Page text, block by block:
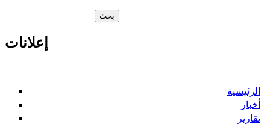
إعلانات
الرئيسية
أخبار
تقارير